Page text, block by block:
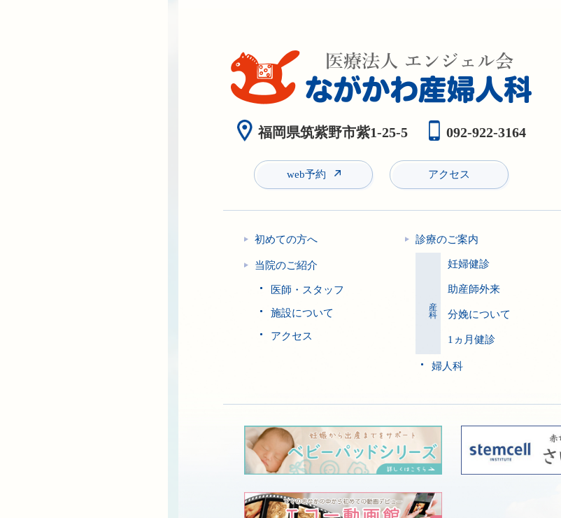
福岡県筑紫野市紫1-25-5 092-922-3164
web予約 アクセス
初めての方へ
当院のご紹介
医師・スタッフ
施設について
アクセス
診療のご案内
産科
妊婦健診
助産師外来
分娩について
1ヵ月健診
婦人科